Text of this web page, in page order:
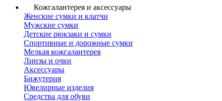
Кожгалантерея и аксессуары
Женские сумки и клатчи
Мужские сумки
Детские рюкзаки и сумки
Спортивные и дорожные сумки
Мелкая кожгалантерея
Линзы и очки
Аксессуары
Бижутерия
Ювелирные изделия
Средства для обуви